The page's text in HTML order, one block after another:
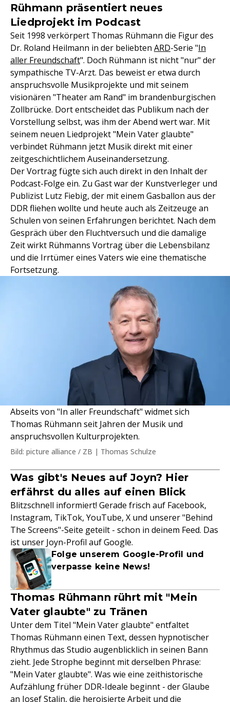
Rühmann präsentiert neues
Liedprojekt im Podcast
Seit 1998 verkörpert Thomas Rühmann die Figur des
Dr. Roland Heilmann in der beliebten ARD-Serie "In
aller Freundschaft". Doch Rühmann ist nicht "nur" der
sympathische TV-Arzt. Das beweist er etwa durch
anspruchsvolle Musikprojekte und mit seinem
visionären "Theater am Rand" im brandenburgischen
Zollbrücke. Dort entscheidet das Publikum nach der
Vorstellung selbst, was ihm der Abend wert war. Mit
seinem neuen Liedprojekt "Mein Vater glaubte"
verbindet Rühmann jetzt Musik direkt mit einer
zeitgeschichtlichem Auseinandersetzung.
Der Vortrag fügte sich auch direkt in den Inhalt der
Podcast-Folge ein. Zu Gast war der Kunstverleger und
Publizist Lutz Fiebig, der mit einem Gasballon aus der
DDR fliehen wollte und heute auch als Zeitzeuge an
Schulen von seinen Erfahrungen berichtet. Nach dem
Gespräch über den Fluchtversuch und die damalige
Zeit wirkt Rühmanns Vortrag über die Lebensbilanz
und die Irrtümer eines Vaters wie eine thematische
Fortsetzung.
Abseits von "In aller Freundschaft" widmet sich
Thomas Rühmann seit Jahren der Musik und
anspruchsvollen Kulturprojekten.
Bild: picture alliance / ZB | Thomas Schulze
Was gibt's Neues auf Joyn? Hier
erfährst du alles auf einen Blick
Blitzschnell informiert! Gerade frisch auf Facebook,
Instagram, TikTok, YouTube, X und unserer "Behind
The Screens"-Seite geteilt - schon in deinem Feed. Das
ist unser Joyn-Profil auf Google.
Folge unserem Google-Profil und
verpasse keine News!
Thomas Rühmann rührt mit "Mein
Vater glaubte" zu Tränen
Unter dem Titel "Mein Vater glaubte" entfaltet
Thomas Rühmann einen Text, dessen hypnotischer
Rhythmus das Studio augenblicklich in seinen Bann
zieht. Jede Strophe beginnt mit derselben Phrase:
"Mein Vater glaubte". Was wie eine zeithistorische
Aufzählung früher DDR-Ideale beginnt - der Glaube
an Josef Stalin, die heroisierte Arbeit und die